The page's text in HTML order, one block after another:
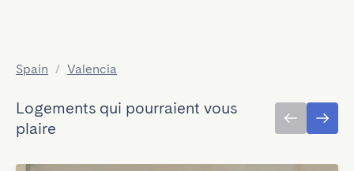
Spain / Valencia
Logements qui pourraient vous
plaire